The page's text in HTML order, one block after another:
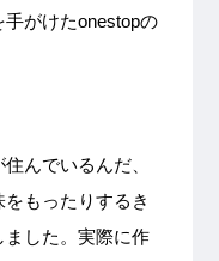
がけたonestopの
んでいるんだ、
もったりするき
ました。実際に作